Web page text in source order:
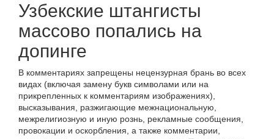
Узбекские штангисты
массово попались на
допинге
В комментариях запрещены нецензурная брань во всех
видах (включая замену букв символами или на
прикрепленных к комментариям изображениях),
высказывания, разжигающие межнациональную,
межрелигиозную и иную рознь, рекламные сообщения,
провокации и оскорбления, а также комментарии,